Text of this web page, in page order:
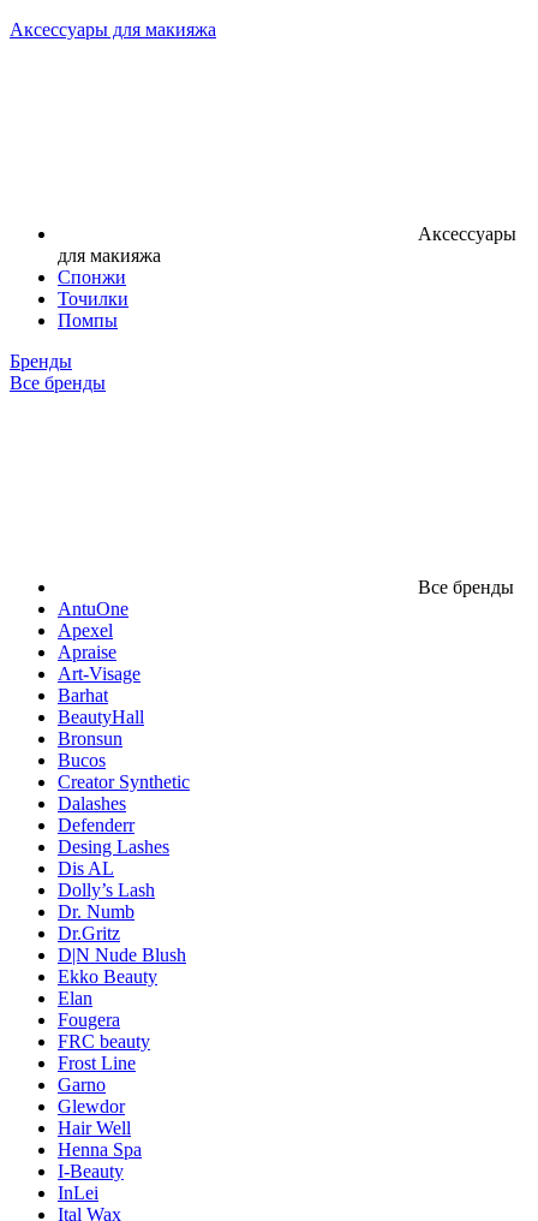
Аксессуары для макияжа
Аксессуары
для макияжа
Спонжи
Точилки
Помпы
Бренды
Все бренды
Все бренды
AntuOne
Apexel
Apraise
Art-Visage
Barhat
BeautyHall
Bronsun
Bucos
Creator Synthetic
Dalashes
Defenderr
Desing Lashes
Dis AL
Dolly’s Lash
Dr. Numb
Dr.Gritz
D|N Nude Blush
Ekko Beauty
Elan
Fougera
FRC beauty
Frost Line
Garno
Glewdor
Hair Well
Henna Spa
I-Beauty
InLei
Ital Wax